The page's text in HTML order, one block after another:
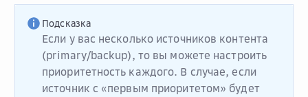
Подсказка
Если у вас несколько источников контента
(primary/backup), то вы можете настроить
приоритетность каждого. В случае, если
источник с «первым приоритетом» будет